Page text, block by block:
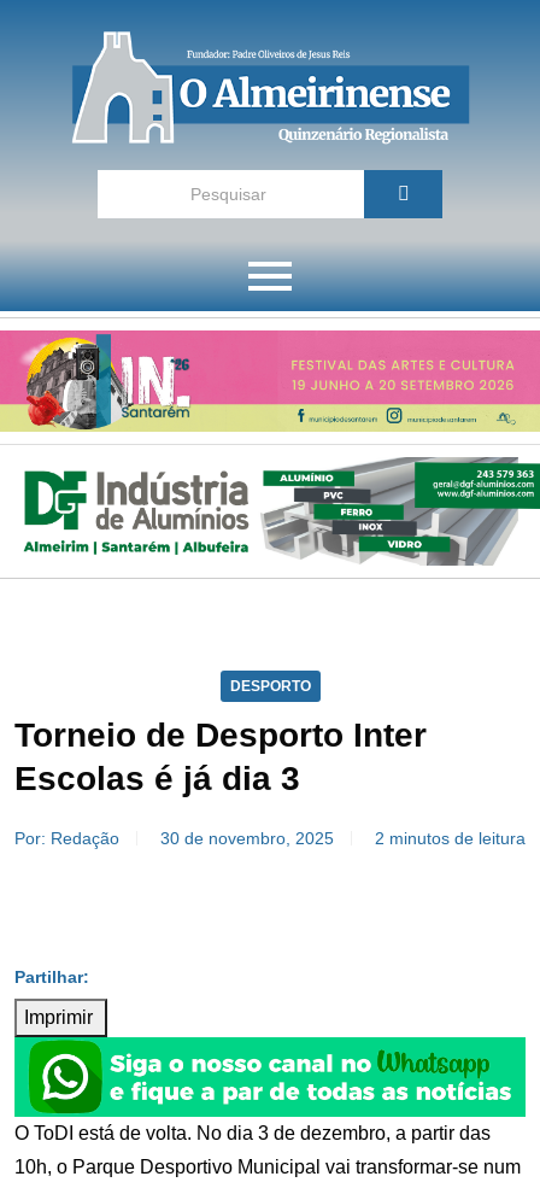
DESPORTO
Torneio de Desporto Inter
Escolas é já dia 3
Por: Redação 30 de novembro, 2025 2 minutos de leitura
Imprimir
O ToDI está de volta. No dia 3 de dezembro, a partir das
10h, o Parque Desportivo Municipal vai transformar-se num